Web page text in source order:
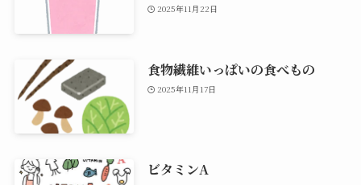
2025年11月22日
食物繊維いっぱいの食べもの
2025年11月17日
ビタミンA